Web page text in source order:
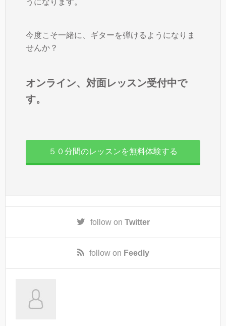
うになります。
今度こそ一緒に、ギターを弾けるようになりま
せんか？
オンライン、対面レッスン受付中で
す。
５０分間のレッスンを無料体験する
follow on Twitter
follow on Feedly